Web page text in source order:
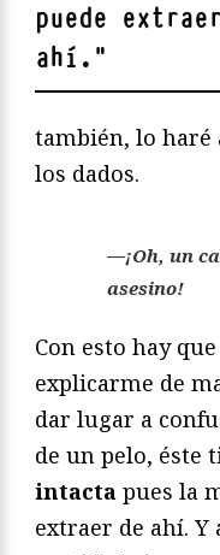
puede
ahí. "
también, lo haré
los dados.
—¡Oh, un
asesino!
Con esto hay
explicarme de
dar lugar a
de un pelo, éste
intacta pues la
extraer de ahí. Y